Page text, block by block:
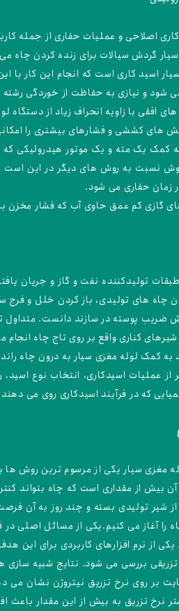
اصلاحی و عملیات حفاری از جمله
گردش سیالات برای زنده کردن چاه
سیار اسید کاری است که انجام این کار
نمی شود و نیازی به حفاظت از خوردگی
افقی با زاویه انحراف زیاد از دستگاه
های کششی و فشارهای بیشتری را
کمک یک مته و یک موتور هیدرولیکی
نسبت به روش های دیگر در این است
زمان حفاری می شود.
گازی کم عمق حاوی آب که فشار
تولیدکننده نفت و گاز و جریان
چاه های تولیدی، باز کردن خلل و فرج
پوسته در سازند دانست. متداول
کناری واقع بر روی تاج چاه
کمک لوله مغزی سیار به درون چاه
عملیات اسیدکاری، انتخاب نوع
که در فرآیند اسیدکاری روی می
لوله مغزی سیار یکی از مرسوم ترین
بیش از مقداری است که چاه بتواند
از شیر تولیدی بسته و چند روز به
را آغاز می کنیم.یکی از مسائل اصلی
تزریقی بررسی می شود. نتایج شبیه
بر روی نرخ تزریق نیتروژن نشان
نرخ تزریق به بیش از این مقدار